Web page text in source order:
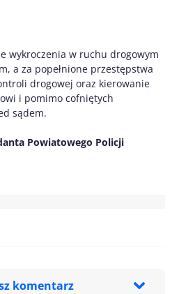
wykroczenia w ruchu drogowym
a za popełnione przestępstwa
drogowej oraz kierowanie
i pomimo cofniętych
sądem.
Powiatowego Policji
komentarz